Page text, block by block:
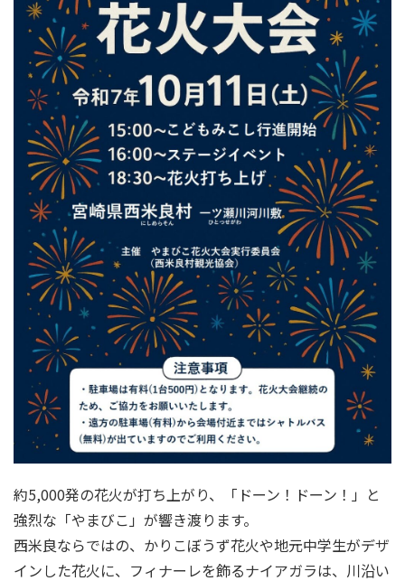
約5,000発の花火が打ち上がり、「ドーン！ドーン！」と
強烈な「やまびこ」が響き渡ります。
西米良ならではの、かりこぼうず花火や地元中学生がデザ
インした花火に、フィナーレを飾るナイアガラは、川沿い